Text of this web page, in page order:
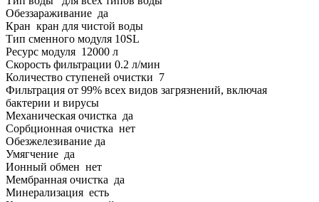
Обеззараживание да
Кран кран для чистой воды
Тип сменного модуля 10SL
Ресурс модуля 12000 л
Скорость фильтрации 0.2 л/мин
Количество ступеней очистки 7
Фильтрация от 99% всех видов загрязнений, включая
бактерии и вирусы
Механическая очистка да
Сорбционная очистка нет
Обезжелезивание да
Умягчение да
Ионный обмен нет
Мембранная очистка да
Минерализация есть